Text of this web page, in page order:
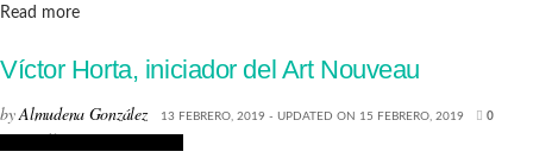
Read moreDetails
Víctor Horta, iniciador del Art Nouveau
byAlmudena González 13 FEBRERO, 2019 - UPDATED ON 15 FEBRERO, 2019 0